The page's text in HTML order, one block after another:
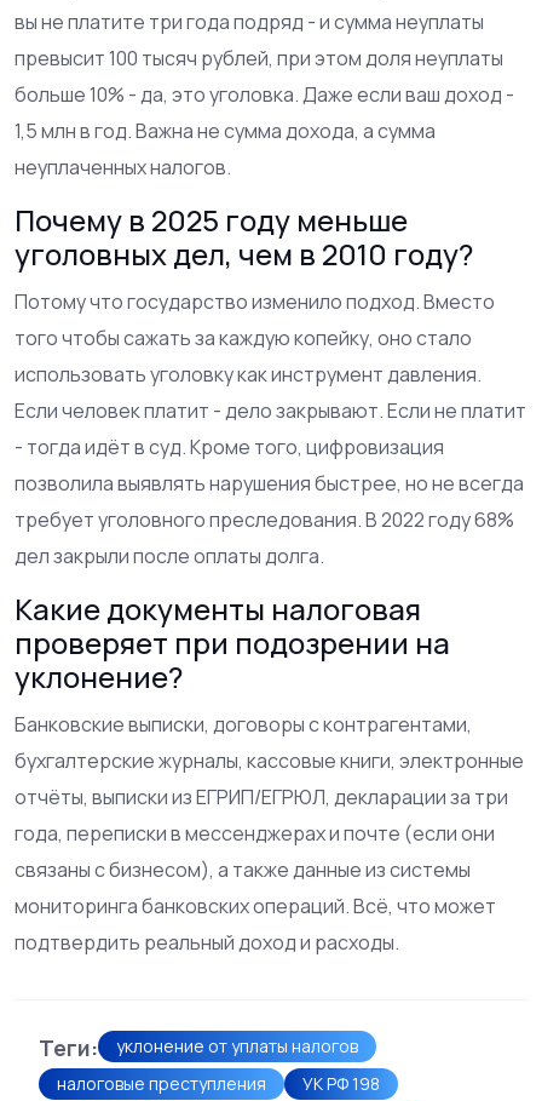
вы не платите три года подряд - и сумма неуплаты
превысит 100 тысяч рублей, при этом доля неуплаты
больше 10% - да, это уголовка. Даже если ваш доход -
1,5 млн в год. Важна не сумма дохода, а сумма
неуплаченных налогов.
Почему в 2025 году меньше
уголовных дел, чем в 2010 году?
Потому что государство изменило подход. Вместо
того чтобы сажать за каждую копейку, оно стало
использовать уголовку как инструмент давления.
Если человек платит - дело закрывают. Если не платит
- тогда идёт в суд. Кроме того, цифровизация
позволила выявлять нарушения быстрее, но не всегда
требует уголовного преследования. В 2022 году 68%
дел закрыли после оплаты долга.
Какие документы налоговая
проверяет при подозрении на
уклонение?
Банковские выписки, договоры с контрагентами,
бухгалтерские журналы, кассовые книги, электронные
отчёты, выписки из ЕГРИП/ЕГРЮЛ, декларации за три
года, переписки в мессенджерах и почте (если они
связаны с бизнесом), а также данные из системы
мониторинга банковских операций. Всё, что может
подтвердить реальный доход и расходы.
Теги:
уклонение от уплаты налогов
налоговые преступления
УК РФ 198